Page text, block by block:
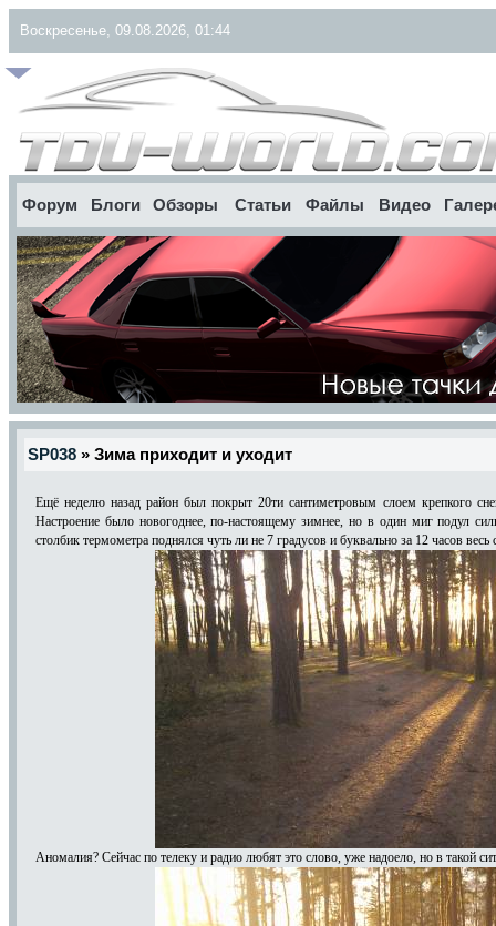
Воскресенье, 09.08.2026, 01:44
Форум Блоги Обзоры Статьи Файлы Видео
SP038 » Зима приходит и уходит
Ещё неделю назад район был покрыт 20ти сантиметровым слоем крепкого
Настроение было новогоднее, по-настоящему зимнее, но в один миг подул
столбик термометра поднялся чуть ли не 7 градусов и буквально за 12 часов весь
Аномалия? Сейчас по телеку и радио любят это слово, уже надоело, но в такой